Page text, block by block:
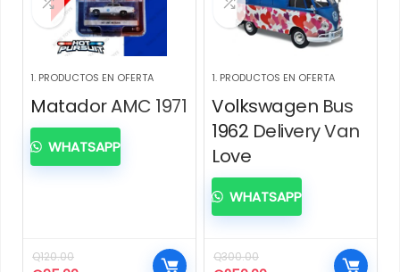
1. PRODUCTOS EN OFERTA
Matador AMC 1971
Q120.00
WHATSAPP
1. PRODUCTOS EN OFERTA
Volkswagen Bus
1962 Delivery Van
Love
Q300.00
WHATSAPP